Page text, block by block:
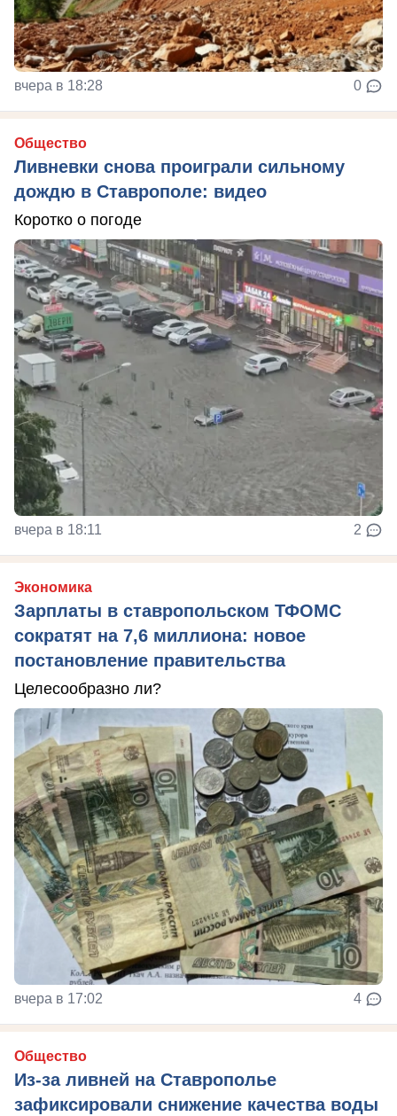
вчера в 18:28 0
Общество
Ливневки снова проиграли сильному
дождю в Ставрополе: видео
Коротко о погоде
вчера в 18:11 2
Экономика
Зарплаты в ставропольском ТФОМС
сократят на 7,6 миллиона: новое
постановление правительства
Целесообразно ли?
вчера в 17:02 4
Общество
Из-за ливней на Ставрополье
зафиксировали снижение качества воды